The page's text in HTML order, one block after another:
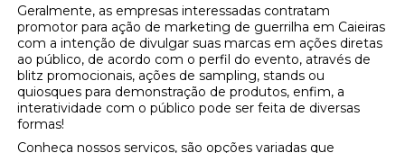
Geralmente, as empresas interessadas contratam
promotor para ação de marketing de guerrilha em Caieiras
com a intenção de divulgar suas marcas em ações diretas
ao público, de acordo com o perfil do evento, através de
blitz promocionais, ações de sampling, stands ou
quiosques para demonstração de produtos, enfim, a
interatividade com o público pode ser feita de diversas
formas!
Conheça nossos serviços, são opções variadas que